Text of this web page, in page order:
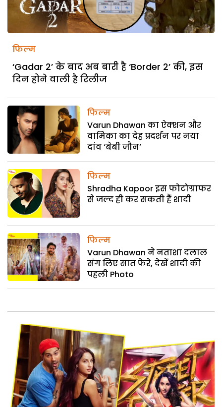
फिल्म
‘Gadar 2’ के बाद अब बारी है ‘Border 2’ की, इस
दिन होने वाली है रिलीज
फिल्म
Varun Dhawan का ऐक्‍शन और
वामिका का देह प्रदर्शन पर नया
दांव ‘बेबी जौन’
फिल्म
Shradha Kapoor इस फोटोग्राफर
से जल्द ही कर सकती हैं शादी
फिल्म
Varun Dhawan ने नताशा दलाल
संग लिए सात फेरे, देखें शादी की
पहली Photo